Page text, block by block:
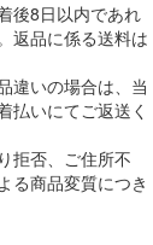
後8日以内であれ
返品に係る送料は
違いの場合は、当
払いにてご返送く
拒否、ご住所不
る商品変質につき